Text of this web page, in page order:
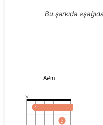
Bu şarkıda
A#m
1
2